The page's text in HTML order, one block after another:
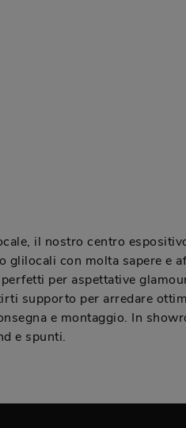
il nostro centro
glilocali con molta sapere e
per aspettative
supporto per arredare
e montaggio. In
e spunti.